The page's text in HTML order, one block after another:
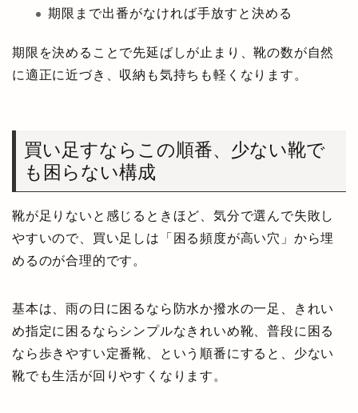
期限まで出番がなければ手放すと決める
期限を決めることで先延ばしが止まり、靴の数が自然
に適正に近づき、収納も気持ちも軽くなります。
買い足すならこの順番、少ない靴で
も困らない構成
靴が足りないと感じるときほど、気分で選んで失敗し
やすいので、買い足しは「困る頻度が高い穴」から埋
めるのが合理的です。
基本は、雨の日に困るなら防水か撥水の一足、きれい
め指定に困るならシンプルなきれいめ靴、普段に困る
なら歩きやすい定番靴、という順番にすると、少ない
靴でも生活が回りやすくなります。